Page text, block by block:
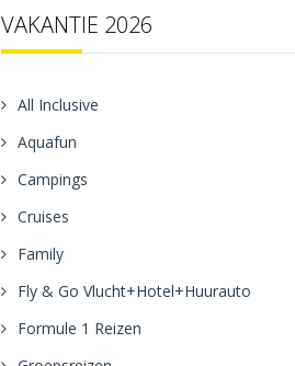
VAKANTIE 2026
All Inclusive
Aquafun
Campings
Cruises
Family
Fly & Go Vlucht+Hotel+Huurauto
Formule 1 Reizen